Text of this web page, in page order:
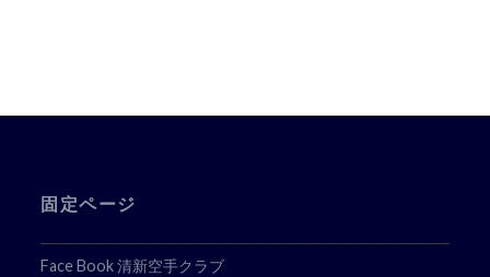
シ
固定ページ
Face Book 清新空手クラブ